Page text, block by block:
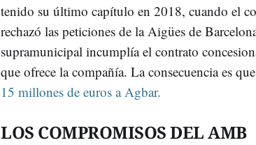
tenido su último capítulo en 2018, cuando el
rechazó las peticiones de la Aigües de
supramunicipal incumplía el contrato
que ofrece la compañía. La consecuencia es que
15 millones de euros a Agbar.
LOS COMPROMISOS DEL AMB